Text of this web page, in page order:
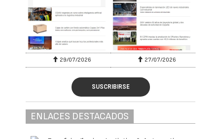
29/07/2026 27/07/2026
SUSCRIBIRSE
ENLACES DESTACADOS